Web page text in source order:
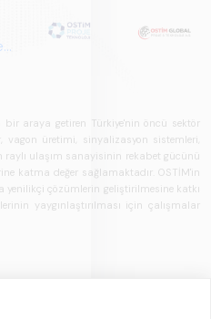
bir araya getiren Türkiye'nin öncü sektör
üretimi, sinyalizasyon sistemleri,
raylı ulaşım sanayisinin rekabet gücünü
katma değer sağlamaktadır. OSTİM'in
yenilikçi çözümlerin geliştirilmesine katkı
yaygınlaştırılması için çalışmalar